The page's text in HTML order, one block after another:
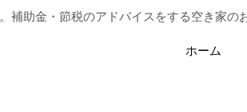
補助金・節税のアドバイスをする空き家の
ホーム